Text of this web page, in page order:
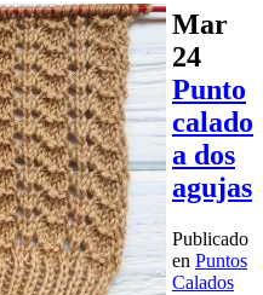
Mar
24
Punto
calado
a dos
agujas
Publicado
en Puntos
Calados